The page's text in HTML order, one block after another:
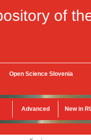
of
Open Science Slovenia
Advanced New in